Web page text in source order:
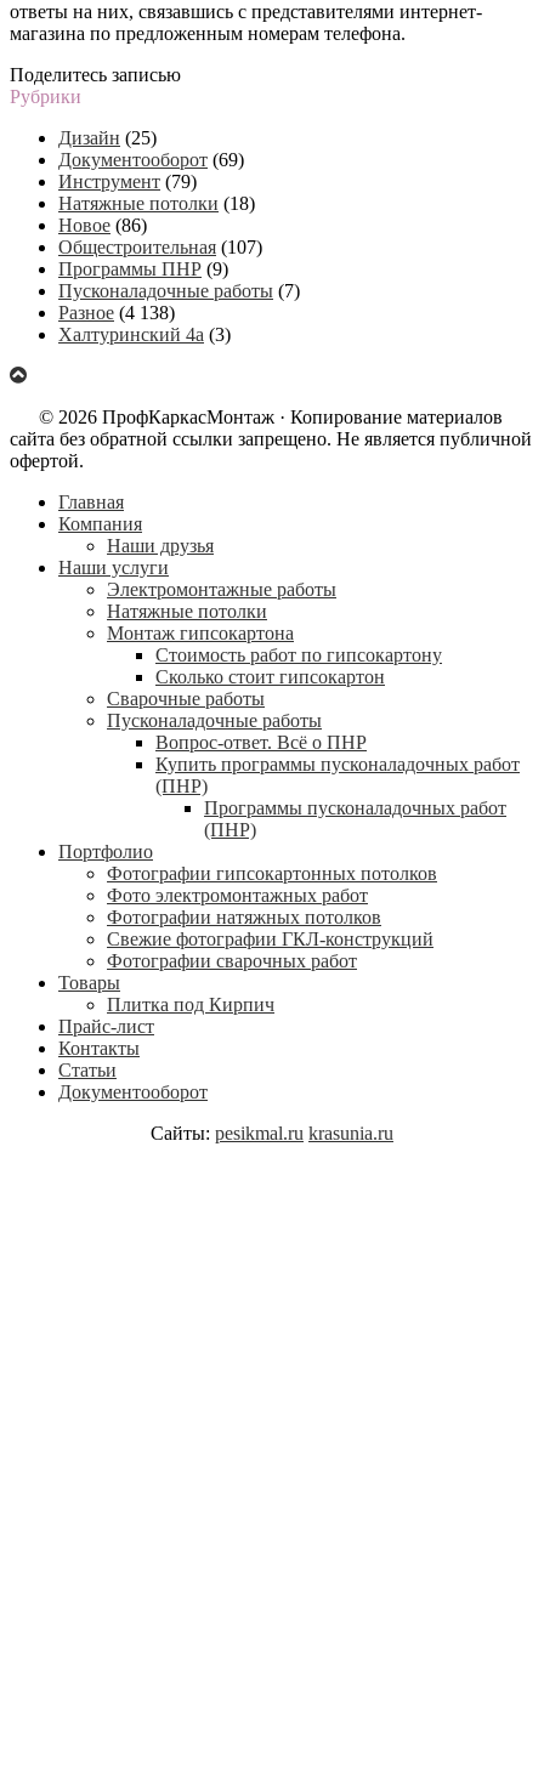
ответы на них, связавшись с представителями интернет-
магазина по предложенным номерам телефона.
Поделитесь записью
Рубрики
Дизайн (25)
Документооборот (69)
Инструмент (79)
Натяжные потолки (18)
Новое (86)
Общестроительная (107)
Программы ПНР (9)
Пусконаладочные работы (7)
Разное (4 138)
Халтуринский 4а (3)
© 2026 ПрофКаркасМонтаж · Копирование материалов
сайта без обратной ссылки запрещено. Не является публичной
офертой.
Главная
Компания
Наши друзья
Наши услуги
Электромонтажные работы
Натяжные потолки
Монтаж гипсокартона
Стоимость работ по гипсокартону
Сколько стоит гипсокартон
Сварочные работы
Пусконаладочные работы
Вопрос-ответ. Всё о ПНР
Купить программы пусконаладочных работ
(ПНР)
Программы пусконаладочных работ
(ПНР)
Портфолио
Фотографии гипсокартонных потолков
Фото электромонтажных работ
Фотографии натяжных потолков
Свежие фотографии ГКЛ-конструкций
Фотографии сварочных работ
Товары
Плитка под Кирпич
Прайс-лист
Контакты
Статьи
Документооборот
Сайты: pesikmal.ru krasunia.ru